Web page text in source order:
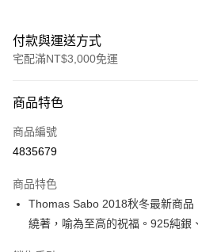
付款與運送方式
宅配滿NT$3,000免運
信用卡一次付款
Apple Pay
悠遊付
ATM付款
商品特色
商品編號
4835679
商品特色
Thomas Sabo 2018秋冬最新商品
繞著，喻為至高的祝福。925純銀